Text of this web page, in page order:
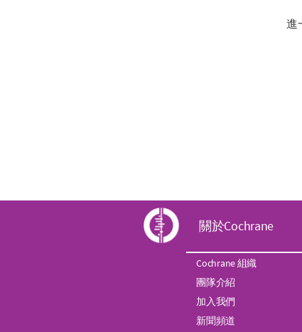
進
C
o
c
關於Cochrane
Cochrane 組織
團隊介紹
加入我們
新聞頻道